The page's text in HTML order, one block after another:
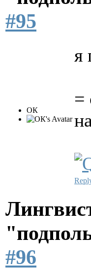
#95
ОК
я
=
#96